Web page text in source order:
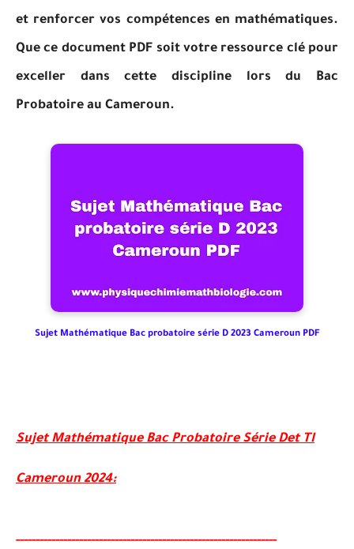
et renforcer vos compétences en mathématiques.
Que ce document PDF soit votre ressource clé pour
exceller dans cette discipline lors du Bac
Probatoire au Cameroun.
Sujet Mathématique Bac probatoire série D 2023 Cameroun PDF
Sujet Mathématique Bac Probatoire Série Det TI
Cameroun 2024:
------------------------------------------------------------------